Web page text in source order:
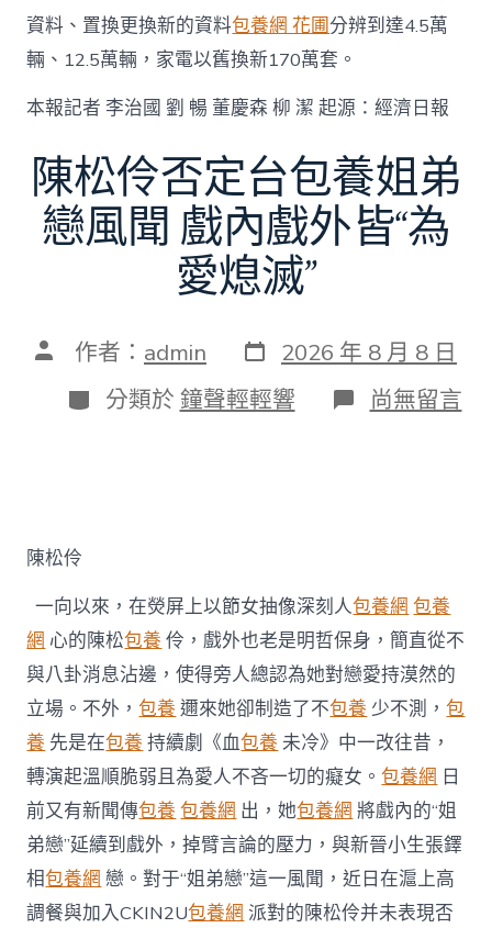
資料、置換更換新的資料包養網 花圃分辨到達4.5萬
輛、12.5萬輛，家電以舊換新170萬套。
本報記者 李治國 劉 暢 董慶森 柳 潔 起源：經濟日報
陳松伶否定台包養姐弟
戀風聞 戲內戲外皆“為
愛熄滅”
文 作者： admin 發
表
日
期
2026 年 8 月 8 日
分
類
分類於 鐘聲輕輕響 在
〈陳
姐
弟
戀
風
聞
戲
內
戲
外
皆
“為
愛
熄
滅”〉
中
尚無留言
陳松伶
一向以來，在熒屏上以節女抽像深刻人包養網 包養
網 心的陳松包養 伶，戲外也老是明哲保身，簡直從不
與八卦消息沾邊，使得旁人總認為她對戀愛持漠然的
立場。不外，包養 邇來她卻制造了不包養 少不測，包
養 先是在包養 持續劇《血包養 未冷》中一改往昔，
轉演起溫順脆弱且為愛人不吝一切的癡女。包養網 日
前又有新聞傳包養 包養網 出，她包養網 將戲內的“姐
弟戀”延續到戲外，掉臂言論的壓力，與新晉小生張鐸
相包養網 戀。對于“姐弟戀”這一風聞，近日在滬上高
調餐與加入CKIN2U包養網 派對的陳松伶并未表現否